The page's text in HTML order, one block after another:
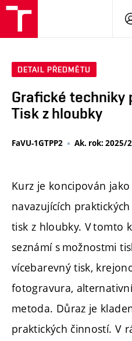
DETAIL PŘEDMĚTU
Grafické techniky
Tisk z hloubky
FaVU-1GTPP2 Ak. rok: 2025/
Kurz je koncipován
navazujících
tisk z hloubky. V tomto
seznámí s možnostmi
vícebarevný tisk,
fotogravura,
metoda. Důraz je
praktických činností. V